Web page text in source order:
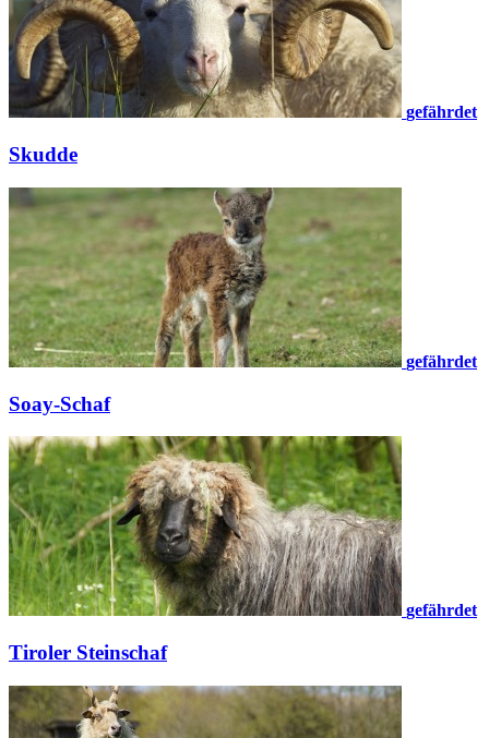
gefährdet
Skudde
gefährdet
Soay-Schaf
gefährdet
Tiroler Steinschaf